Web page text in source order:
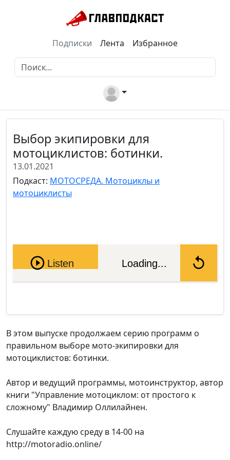
Подписки Лента Избранное
Выбор экипировки для
мотоциклистов: ботинки.
13.01.2021
Подкаст: МОТОСРЕДА. Мотоциклы и
мотоциклисты
Pause
Listen Loading...
В этом выпуске продолжаем серию программ о
правильном выборе мото-экипировки для
мотоциклистов: ботинки.
Автор и ведущий программы, мотоинструктор, автор
книги "Управление мотоциклом: от простого к
сложному" Владимир Оллилайнен.
Слушайте каждую среду в 14-00 на
http://motoradio.online/